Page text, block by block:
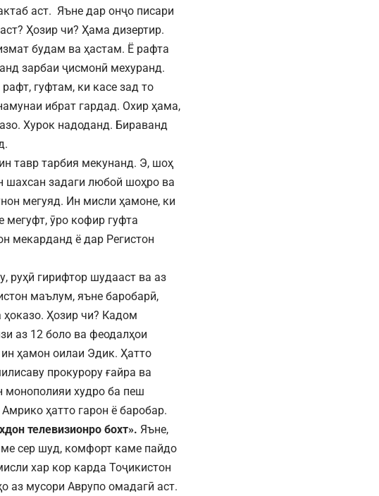
аст. Яъне дар онҷо писари
Ҳозир чи? Ҳама дизертир.
будам ва ҳастам. Ё рафта
зарбаи ҷисмонӣ мехуранд.
гуфтам, ки касе зад то
ибрат гардад. Охир ҳама,
Хурок надоданд. Бираванд
тавр тарбия мекунанд. Э, шоҳ
шахсан задаги любой шоҳро ва
мегуяд. Ин мисли ҳамоне, ки
ӯро кофир гуфта
мекарданд ё дар Регистон
руҳӣ гирифтор шудааст ва аз
маълум, яъне баробарӣ,
ҳоказо. Ҳозир чи? Кадом
аз 12 боло ва феодалҳои
ҳамон оилаи Эдик. Ҳатто
прокурору ғайра ва
монополияи худро ба пеш
ҳатто гарон ё баробар.
телевизионро бохт». Яъне,
сер шуд, комфорт каме пайдо
хар кор карда Тоҷикистон
мусори Аврупо омадагӣ аст.